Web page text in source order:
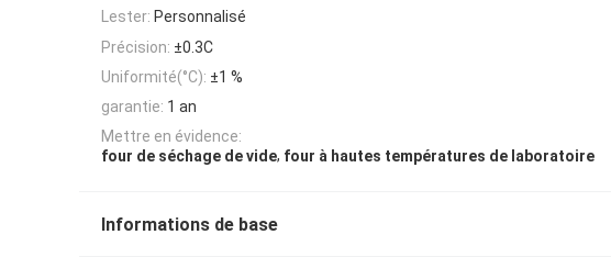
Lester: Personnalisé
Précision: ±0.3C
Uniformité(°C): ±1 %
garantie: 1 an
Mettre en évidence:
four de séchage de vide, four à hautes températures de laboratoire
Informations de base